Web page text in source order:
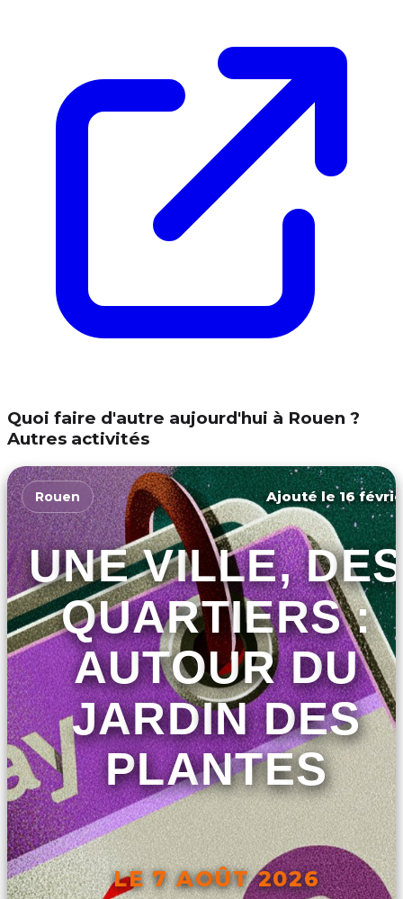
Quoi faire d'autre aujourd'hui à Rouen ?
Autres activités
Rouen Ajouté le 16
UNE VILLE, DES
QUARTIERS :
AUTOUR DU
JARDIN DES
PLANTES
LE 7 AOÛT 2026